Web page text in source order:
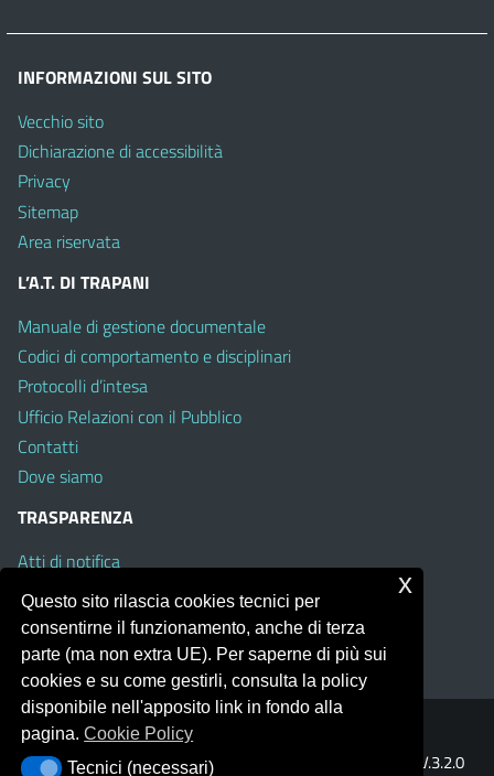
INFORMAZIONI SUL SITO
Vecchio sito
Dichiarazione di accessibilità
Privacy
Sitemap
Area riservata
L’A.T. DI TRAPANI
Manuale di gestione documentale
Codici di comportamento e disciplinari
Protocolli d’intesa
Ufficio Relazioni con il Pubblico
Contatti
Dove siamo
TRASPARENZA
Atti di notifica
Albo on line
Amministrazione Trasparente
Obiettivi di Accessibilità
Portale realizzato con la piattaforma
Template Italia configurato sul tema accessibile
V.3.2.0
Questo sito rilascia cookies tecnici per
consentirne il funzionamento, anche di terza
parte (ma non extra UE). Per saperne di più sui
cookies e su come gestirli, consulta la policy
disponibile nell'apposito link in fondo alla
pagina.Cookie Policy
Tecnici (necessari)
Tecnici (necessari)
x